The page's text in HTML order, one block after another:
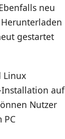
neu
gestartet
Linux
Installation auf
Nutzer
PC